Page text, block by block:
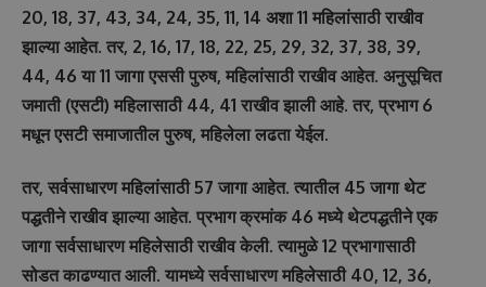
20, 18, 37, 43, 34, 24, 35, 11, 14 अशा 11 महिलांसाठी राखीव
झाल्या आहेत. तर, 2, 16, 17, 18, 22, 25, 29, 32, 37, 38, 39,
44, 46 या 11 जागा एससी पुरुष, महिलांसाठी राखीव आहेत. अनुसूचित
जमाती (एसटी) महिलासाठी 44, 41 राखीव झाली आहे. तर, प्रभाग 6
मधून एसटी समाजातील पुरुष, महिलेला लढता येईल.
तर, सर्वसाधारण महिलांसाठी 57 जागा आहेत. त्यातील 45 जागा थेट
पद्धतीने राखीव झाल्या आहेत. प्रभाग क्रमांक 46 मध्ये थेटपद्धतीने एक
जागा सर्वसाधारण महिलेसाठी राखीव केली. त्यामुळे 12 प्रभागासाठी
सोडत काढण्यात आली. यामध्ये सर्वसाधारण महिलेसाठी 40, 12, 36,